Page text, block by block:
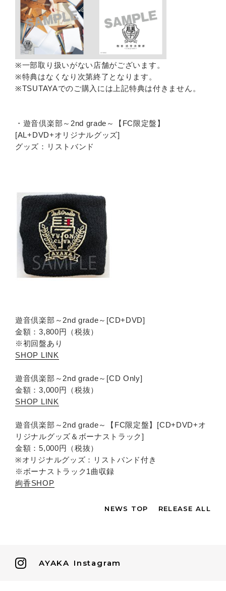
※一部取り扱いがない店舗がございます。
※特典はなくなり次第終了となります。
※TSUTAYAでのご購入には上記特典は付きません。
・遊音倶楽部～2nd grade～【FC限定盤】
[AL+DVD+オリジナルグッズ]
グッズ：リストバンド
遊音倶楽部～2nd grade～[CD+DVD]
金額：3,800円（税抜）
※初回盤あり
SHOP LINK
遊音倶楽部～2nd grade～[CD Only]
金額：3,000円（税抜）
SHOP LINK
遊音倶楽部～2nd grade～【FC限定盤】[CD+DVD+オ
リジナルグッズ＆ボーナストラック]
金額：5,000円（税抜）
※オリジナルグッズ：リストバンド付き
※ボーナストラック1曲収録
絢香SHOP
NEWS TOP RELEASE ALL
AYAKA Instagram